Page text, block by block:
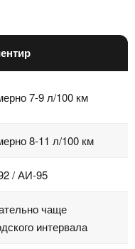
7-9 л/100 км
8-11 л/100 км
/ АИ-95
чаще
интервала